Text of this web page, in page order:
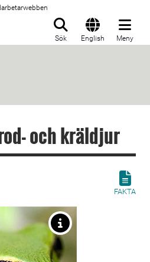
Sök English Meny
och kräldjur
FAKTA